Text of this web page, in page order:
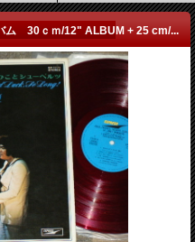
30ｃｍ/12" ALBUM + 25 cm/...